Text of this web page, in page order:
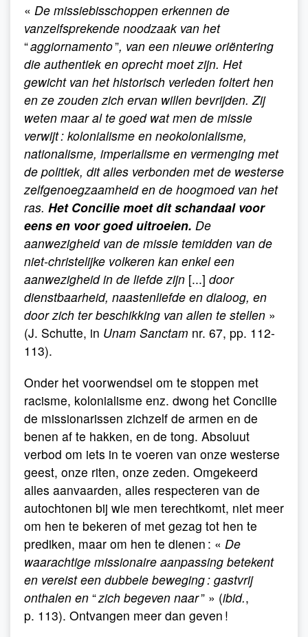
« De missiebisschoppen erkennen de
vanzelfsprekende noodzaak van het
“aggiornamento”, van een nieuwe oriëntering
die authentiek en oprecht moet zijn. Het
gewicht van het historisch verleden foltert hen
en ze zouden zich ervan willen bevrijden. Zij
weten maar al te goed wat men de missie
verwijt : kolonialisme en neokolonialisme,
nationalisme, imperialisme en vermenging met
de politiek, dit alles verbonden met de westerse
zelfgenoegzaamheid en de hoogmoed van het
ras. Het Concilie moet dit schandaal voor
eens en voor goed uitroeien. De
aanwezigheid van de missie temidden van de
niet-christelijke volkeren kan enkel een
aanwezigheid in de liefde zijn [...] door
dienstbaarheid, naastenliefde en dialoog, en
door zich ter beschikking van allen te stellen »
(J. Schutte, in Unam Sanctam nr. 67, pp. 112-
113).
Onder het voorwendsel om te stoppen met
racisme, kolonialisme enz. dwong het Concilie
de missionarissen zichzelf de armen en de
benen af te hakken, en de tong. Absoluut
verbod om iets in te voeren van onze westerse
geest, onze riten, onze zeden. Omgekeerd
alles aanvaarden, alles respecteren van de
autochtonen bij wie men terechtkomt, niet meer
om hen te bekeren of met gezag tot hen te
prediken, maar om hen te dienen : « De
waarachtige missionaire aanpassing betekent
en vereist een dubbele beweging : gastvrij
onthalen en “zich begeven naar” » (ibid.,
p. 113). Ontvangen meer dan geven !